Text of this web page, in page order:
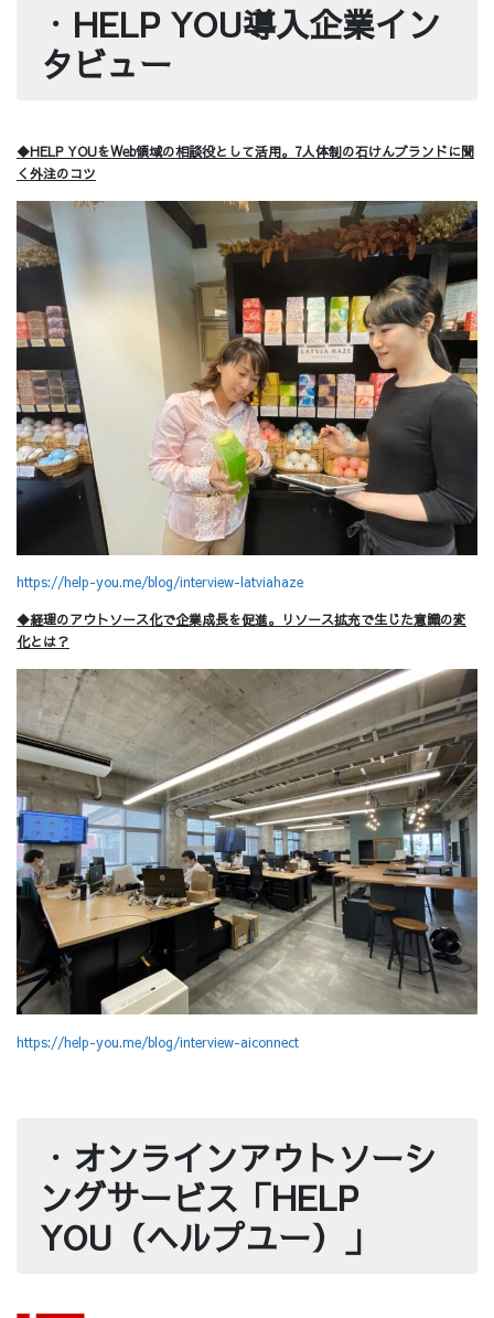
・ HELP YOU導入企業イン
タビュー
◆HELP YOUをWeb領域の相談役として活用。7人体制の石けんブランドに聞
く外注のコツ
https://help-you.me/blog/interview-latviahaze
◆経理のアウトソース化で企業成長を促進。リソース拡充で生じた意識の変
化とは？
https://help-you.me/blog/interview-aiconnect
・ オンラインアウトソーシ
ングサービス「HELP
YOU（ヘルプユー）」